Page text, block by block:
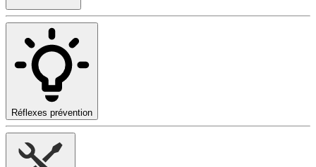
Réflexes prévention